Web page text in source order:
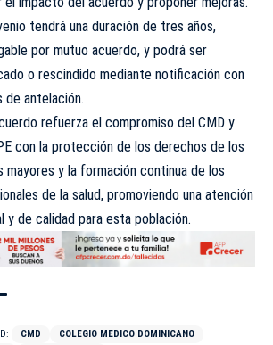
tendrá una duración de tres años,
por mutuo acuerdo, y podrá ser
o rescindido mediante notificación con
de antelación.
refuerza el compromiso del CMD y
con la protección de los derechos de los
mayores y la formación continua de los
de la salud, promoviendo una atención
y de calidad para esta población.
CMD
COLEGIO MEDICO DOMINICANO